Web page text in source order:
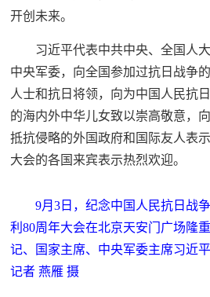
开创未来。
习近平代表中共中央、全国人
中央军委，向全国参加过抗日战争
人士和抗日将领，向为中国人民抗
的海内外中华儿女致以崇高敬意，
抵抗侵略的外国政府和国际友人表
大会的各国来宾表示热烈欢迎。
9月3日，纪念中国人民抗日战
利80周年大会在北京天安门广场隆
记、国家主席、中央军委主席习近
记者 燕雁 摄